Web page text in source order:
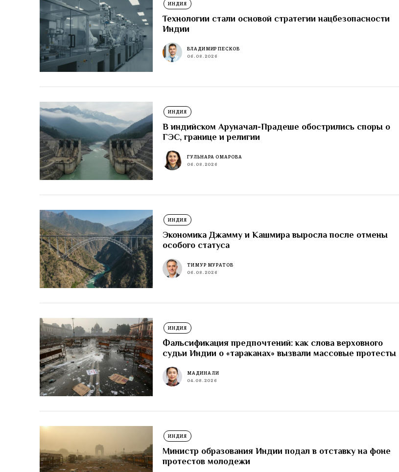
ИНДИЯ
Технологии стали основой стратегии нацбезопасности
Индии
ВЛАДИМИР ПЕСКОВ
06.08.2026
ИНДИЯ
В индийском Аруначал-Прадеше обострились споры о
ГЭС, границе и религии
ГУЛЬНАРА ОМАРОВА
06.08.2026
ИНДИЯ
Экономика Джамму и Кашмира выросла после отмены
особого статуса
ТИМУР МУРАТОВ
06.08.2026
ИНДИЯ
Фальсификация предпочтений: как слова верховного
судьи Индии о «тараканах» вызвали массовые протесты
МАДИНА ЛИ
04.08.2026
ИНДИЯ
Министр образования Индии подал в отставку на фоне
протестов молодежи